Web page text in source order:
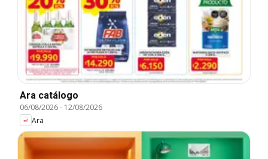
Ara catálogo
06/08/2026- 12/08/2026
Ara